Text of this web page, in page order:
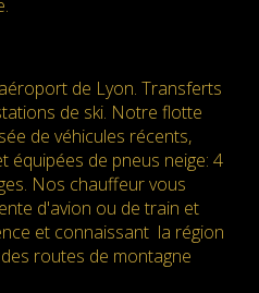
de Lyon. Transferts
de ski. Notre flotte
de véhicules récents,
équipées de pneus neige: 4
Nos chauffeur vous
d'avion ou de train et
et connaissant la région
routes de montagne